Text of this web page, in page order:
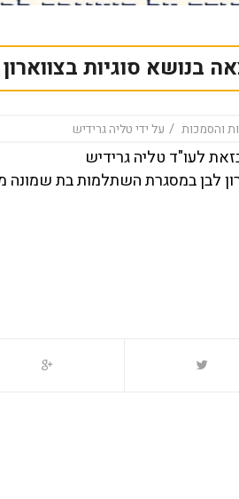
בנושא סוגיות בצווארון
והסמכות / על ידי טליה גרידיש
לעו"ד טליה גרידיש
לבן במסגרת השתלמות בת